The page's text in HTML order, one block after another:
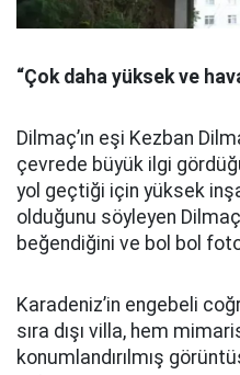
“Çok daha yüksek ve
Dilmaç’ın eşi Kezban
çevrede büyük ilgi
yol geçtiği için yüksek
olduğunu söyleyen
beğendiğini ve bol bol
Karadeniz’in engebeli
sıra dışı villa, hem
konumlandırılmış